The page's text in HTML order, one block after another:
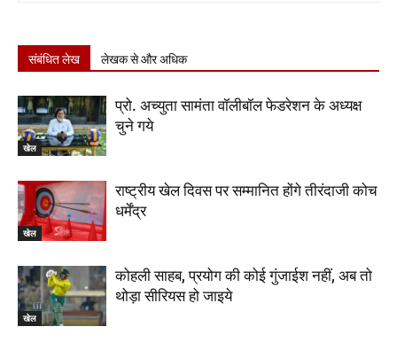
संबंधित लेख लेखक से और अधिक
खेल
प्रो. अच्युता सामंता वॉलीबॉल फेडरेशन के अध्यक्ष
चुने गये
खेल
राष्ट्रीय खेल दिवस पर सम्मानित होंगे तीरंदाजी कोच
धर्मेंद्र
खेल
कोहली साहब, प्रयोग की कोई गुंजाईश नहीं, अब तो
थोड़ा सीरियस हो जाइये